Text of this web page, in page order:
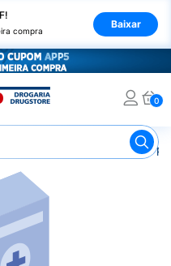
compra
Baixar
0
Remédio